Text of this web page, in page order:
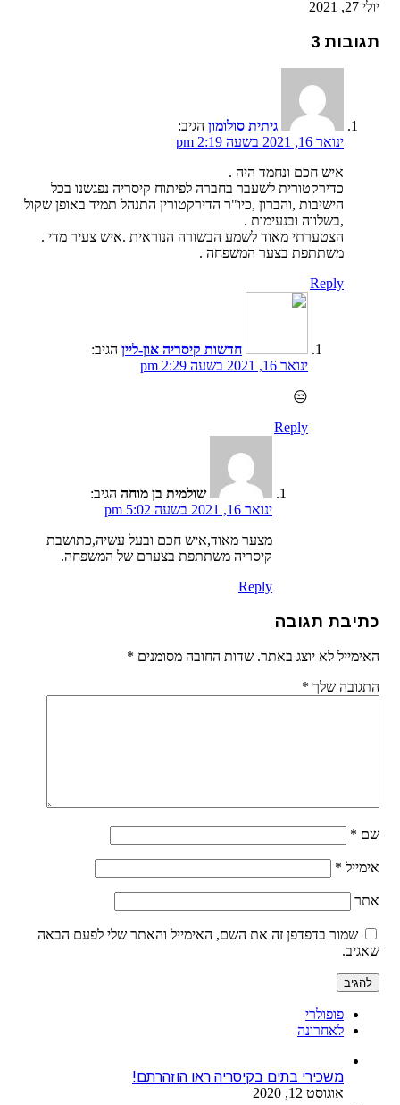
יולי 27, 2021
תגובות 3
גיתית סולומון הגיב:
ינואר 16, 2021 בשעה 2:19 pm
איש חכם ונחמד היה .
כדירקטורית לשעבר בחברה לפיתוח קיסריה נפגשנו בכל
הישיבות ,והברון ,כיו"ר הדירקטורין התנהל תמיד באופן שקול
,בשלווה ובנעימות .
הצטערתי מאוד לשמע הבשורה הנוראית .איש צעיר מדי .
משתתפת בצער המשפחה .
Reply
חדשות קיסריה און-ליין הגיב:
ינואר 16, 2021 בשעה 2:29 pm
😒
Reply
שולמית בן מוחה הגיב:
ינואר 16, 2021 בשעה 5:02 pm
מצער מאוד,איש חכם ובעל עשיה,כתושבת
קיסריה משתתפת בצערם של המשפחה.
Reply
כתיבת תגובה
האימייל לא יוצג באתר. שדות החובה מסומנים *
התגובה שלך *
שם *
אימייל *
אתר
שמור בדפדפן זה את השם, האימייל והאתר שלי לפעם הבאה
שאגיב.
פופולרי
לאחרונה
משכירי בתים בקיסריה ראו הוזהרתם!
אוגוסט 12, 2020